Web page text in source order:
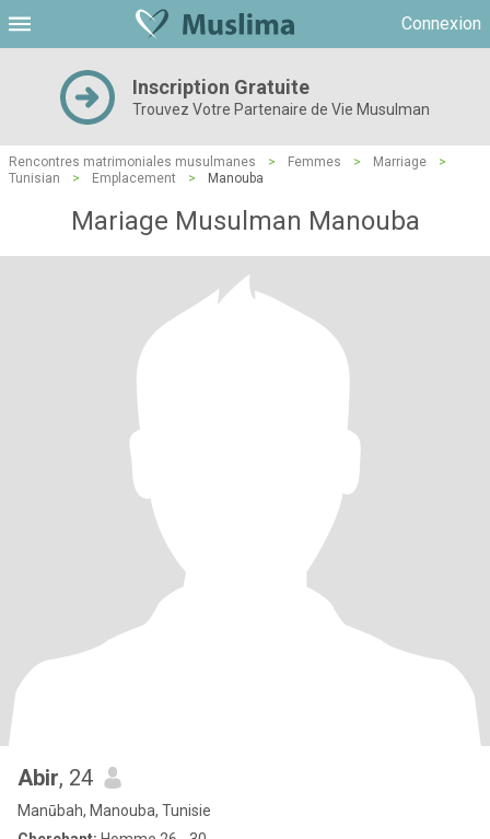
Connexion
Inscription Gratuite
Trouvez Votre Partenaire de Vie Musulman
Rencontres matrimoniales musulmanes > Femmes > Marriage
>
Tunisian
> Emplacement > Manouba
Mariage Musulman Manouba
Abir, 24
Manūbah, Manouba, Tunisie